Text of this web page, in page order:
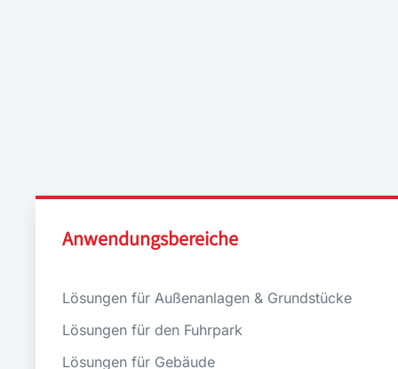
Anwendungsbereiche
Lösungen für Außenanlagen & Grundstücke
Lösungen für den Fuhrpark
Lösungen für Gebäude